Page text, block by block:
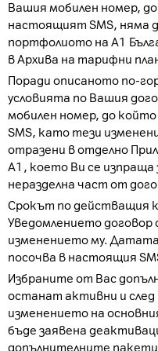
Вашия мобилен номер,
настоящият SMS, няма
портфолиото на А1
в Архива на тарифни
Поради описаното по-
условията по Вашия
мобилен номер, до
SMS, като тези
отразени в отделно
А1, което Ви се изпраща
неразделна част от
Срокът по действащия
Уведомлението договор
изменението му. Датата
посочва в настоящия
Избраните от Вас
останат активни и след
изменението на
бъде заявена
допълнителните пакети